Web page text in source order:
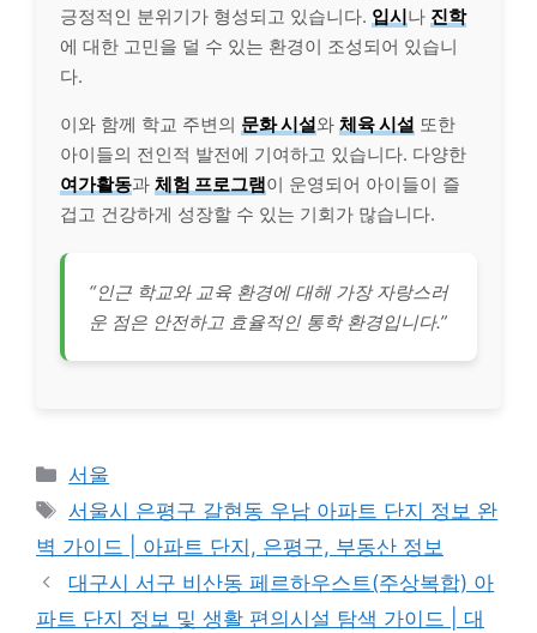
긍정적인 분위기가 형성되고 있습니다. 입시나 진학
에 대한 고민을 덜 수 있는 환경이 조성되어 있습니
다.
이와 함께 학교 주변의 문화 시설와 체육 시설 또한
아이들의 전인적 발전에 기여하고 있습니다. 다양한
여가활동과 체험 프로그램이 운영되어 아이들이 즐
겁고 건강하게 성장할 수 있는 기회가 많습니다.
“인근 학교와 교육 환경에 대해 가장 자랑스러
운 점은 안전하고 효율적인 통학 환경입니다.”
Categories
서울
Tags
서울시 은평구 갈현동 우남 아파트 단지 정보 완
벽 가이드 | 아파트 단지, 은평구, 부동산 정보
대구시 서구 비산동 페르하우스트(주상복합) 아
파트 단지 정보 및 생활 편의시설 탐색 가이드 | 대